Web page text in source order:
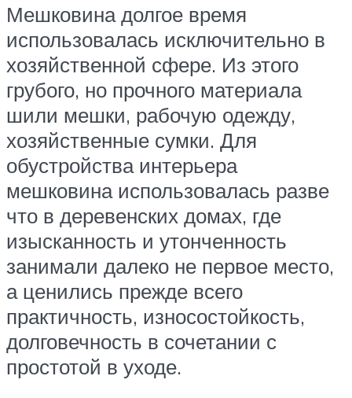
Мешковина долгое время
использовалась исключительно в
хозяйственной сфере. Из этого
грубого, но прочного материала
шили мешки, рабочую одежду,
хозяйственные сумки. Для
обустройства интерьера
мешковина использовалась разве
что в деревенских домах, где
изысканность и утонченность
занимали далеко не первое место,
а ценились прежде всего
практичность, износостойкость,
долговечность в сочетании с
простотой в уходе.